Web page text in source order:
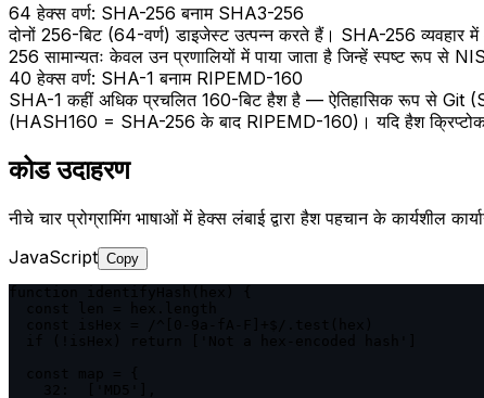
64 हेक्स वर्ण: SHA-256 बनाम SHA3-256
दोनों 256-बिट (64-वर्ण) डाइजेस्ट उत्पन्न करते हैं। SHA-256
256 सामान्यतः केवल उन प्रणालियों में पाया जाता है जिन्हें स्पष्ट रूप से
40 हेक्स वर्ण: SHA-1 बनाम RIPEMD-160
SHA-1 कहीं अधिक प्रचलित 160-बिट हैश है — ऐतिहासिक रूप से Git
(HASH160 = SHA-256 के बाद RIPEMD-160)। यदि हैश
कोड उदाहरण
नीचे चार प्रोग्रामिंग भाषाओं में हेक्स लंबाई द्वारा हैश पहचान के कार्यशील
JavaScript Copy